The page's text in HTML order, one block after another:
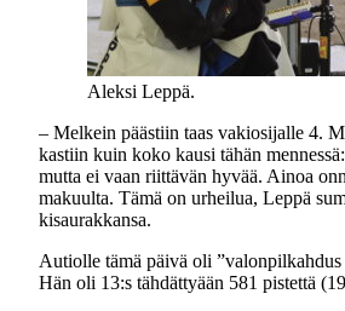
Aleksi Leppä.
– Melkein päästiin taas vakiosijalle 4.
kastiin kuin koko kausi tähän
mutta ei vaan riittävän hyvää. Ainoa
makuulta. Tämä on urheilua, Leppä
kisaurakkansa.
Autiolle tämä päivä oli
Hän oli 13:s tähdättyään 581 pistettä